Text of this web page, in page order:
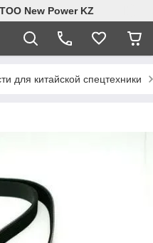
New Power KZ
для китайской спецтехники